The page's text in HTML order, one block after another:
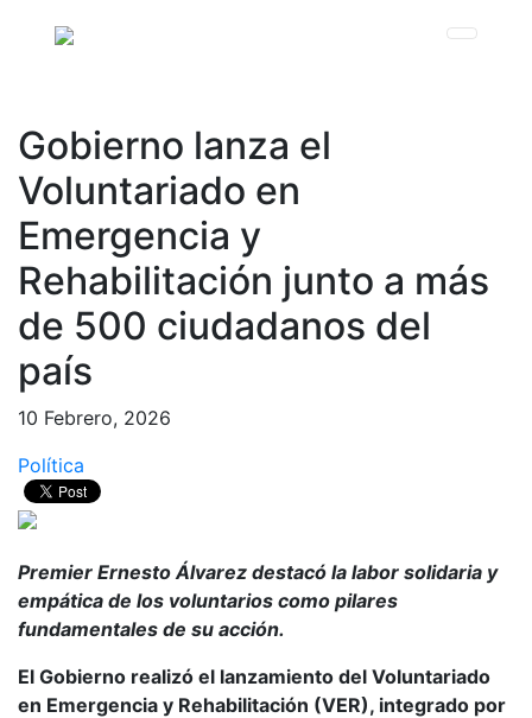
Gobierno lanza el
Voluntariado en
Emergencia y
Rehabilitación junto a más
de 500 ciudadanos del
país
10 Febrero, 2026
Política
Premier Ernesto Álvarez destacó la labor solidaria y
empática de los voluntarios como pilares
fundamentales de su acción.
El Gobierno realizó el lanzamiento del Voluntariado
en Emergencia y Rehabilitación (VER), integrado por